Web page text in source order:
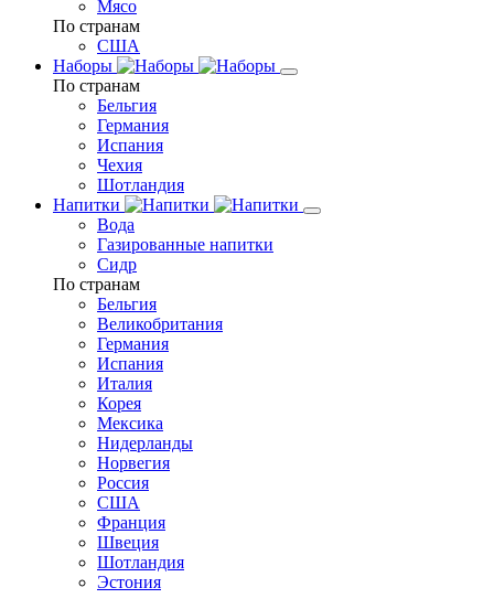
Мясо
По странам
США
Наборы
По странам
Бельгия
Германия
Испания
Чехия
Шотландия
Напитки
Вода
Газированные напитки
Сидр
По странам
Бельгия
Великобритания
Германия
Испания
Италия
Корея
Мексика
Нидерланды
Норвегия
Россия
США
Франция
Швеция
Шотландия
Эстония